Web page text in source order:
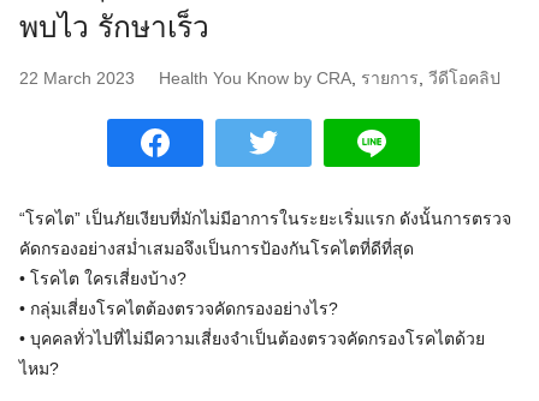
พบไว รักษาเร็ว
22 March 2023 Health You Know by CRA รายการ วีดีโอคลิป
“โรคไต” เป็นภัยเงียบที่มักไม่มีอาการในระยะเริ่มแรก ดังนั้นการตรวจ
คัดกรองอย่างสม่ำเสมอจึงเป็นการป้องกันโรคไตที่ดีที่สุด
• โรคไต ใครเสี่ยงบ้าง?
• กลุ่มเสี่ยงโรคไตต้องตรวจคัดกรองอย่างไร?
• บุคคลทั่วไปที่ไม่มีความเสี่ยงจำเป็นต้องตรวจคัดกรองโรคไตด้วย
ไหม?